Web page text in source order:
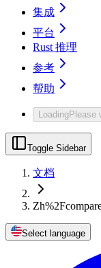
集成
平台
Rust 推理
参考
帮助
LoadingPlease
Toggle Sidebar
文档
Select language